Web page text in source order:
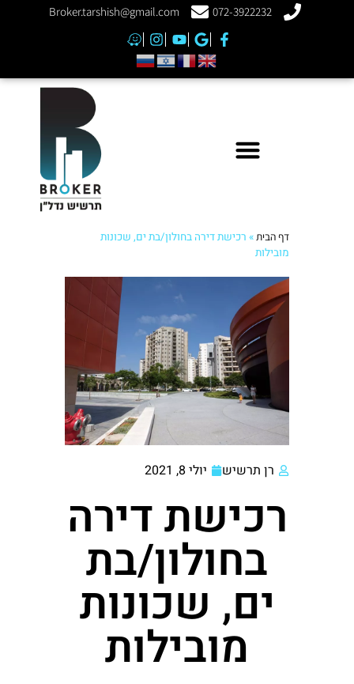
072-3922232
Broker.tarshish@gmail.com
דף הבית» רכישת דירה בחולון/בת ים, שכונות
מובילות
רן תרשיש יולי 8, 2021
רכישת דירה
בחולון/בת
ים, שכונות
מובילות